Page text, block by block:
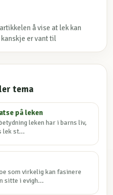
å vise at lek kan
er vant til
tema
på leken
leken har i barns liv,
lek st...
som virkelig kan fasinere
sitte i evigh...